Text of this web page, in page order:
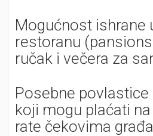
Mogućnost ishrane
restoranu
ručak i večera za
Posebne
koji mogu plaćati
rate čekovima